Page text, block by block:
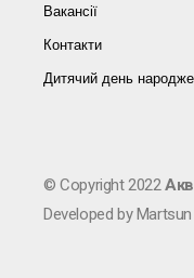
Вакансії
Контакти
Дитячий день
© Copyright 2022
Developed by Martsun